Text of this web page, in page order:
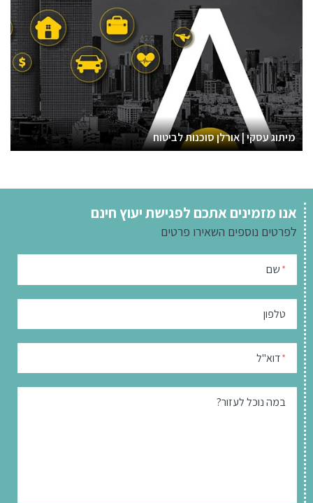
מיתוג עסקי | אורלן סוכנות לביטוח
אנו מזמינים אתכם לפגישת יעוץ חינם
לפרטים נוספים השאירו פרטים
* שם
טלפון
*דוא"ל
במה נוכל לעזור?